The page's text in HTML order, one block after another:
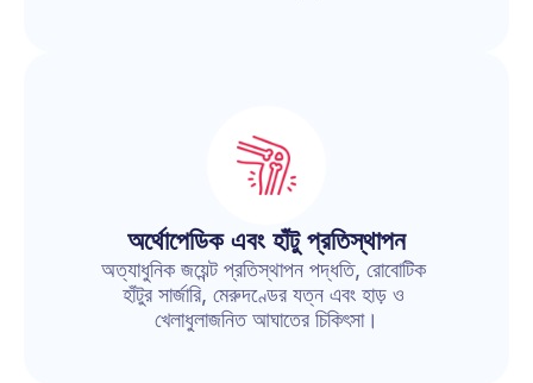
অর্থোপেডিক এবং হাঁটু প্রতিস্থাপন
অত্যাধুনিক জয়েন্ট প্রতিস্থাপন পদ্ধতি, রোবোটিক
হাঁটুর সার্জারি, মেরুদণ্ডের যত্ন এবং হাড় ও
খেলাধুলাজনিত আঘাতের চিকিৎসা।